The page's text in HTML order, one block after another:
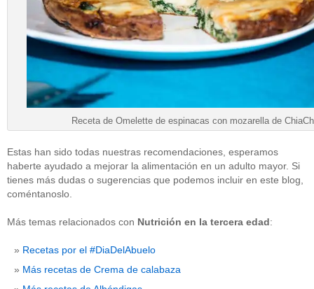
Receta de Omelette de espinacas con mozarella de
Estas han sido todas nuestras recomendaciones, esperamos
haberte ayudado a mejorar la alimentación en un adulto mayor. Si
tienes más dudas o sugerencias que podemos incluir en este blog,
coméntanoslo.
Más temas relacionados con Nutrición en la tercera edad:
Recetas por el #DiaDelAbuelo
Más recetas de Crema de calabaza